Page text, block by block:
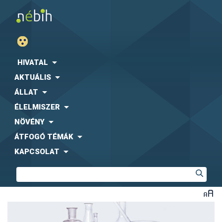
HIVATAL
AKTUÁLIS
ÁLLAT
ÉLELMISZER
NÖVÉNY
ÁTFOGÓ TÉMÁK
KAPCSOLAT